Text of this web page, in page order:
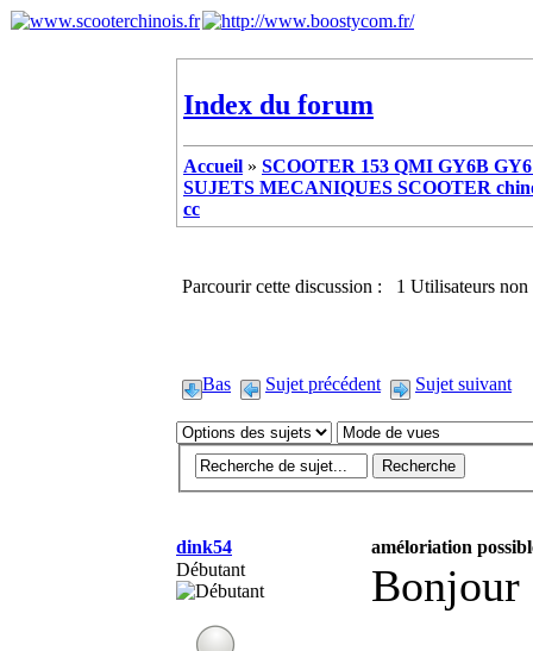
Index du forum
Accueil » SCOOTER 153 QMI GY6B
SUJETS MECANIQUES SCOOTER
cc
Parcourir cette discussion : 1 Utilisateurs non
Bas Sujet précédent Sujet suivant
dink54
améloriation
Débutant
Bonjour